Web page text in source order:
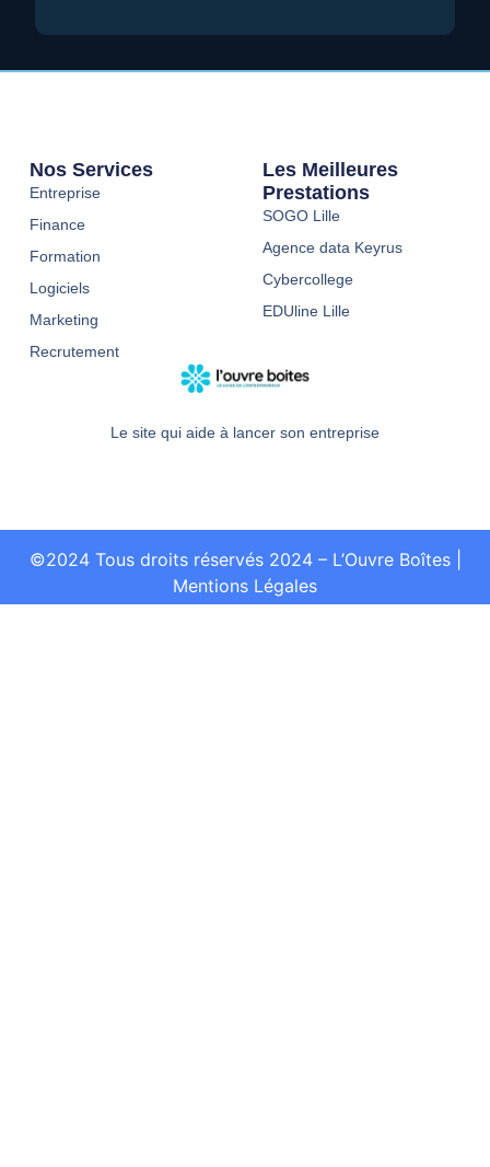
Le site qui aide à lancer son entreprise
Nos Services
Entreprise
Finance
Formation
Logiciels
Marketing
Recrutement
Les Meilleures
Prestations
SOGO Lille
Agence data Keyrus
Cybercollege
EDUline Lille
©2024 Tous droits réservés 2024 – L’Ouvre Boîtes
Mentions Légales